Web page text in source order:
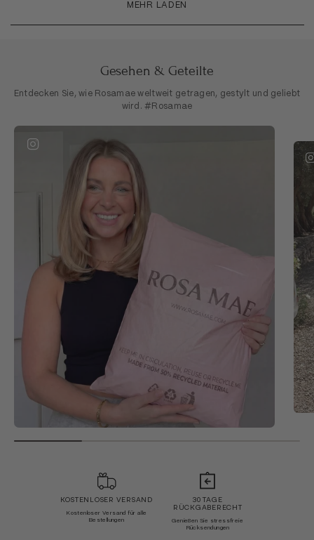
MEHR LADEN
Gesehen & Geteilte
Entdecken Sie, wie Rosamae weltweit getragen, gestylt und geliebt
wird. #Rosamae
KOSTENLOSER VERSAND
Kostenloser Versand für alle
Bestellungen
30 TAGE
RÜCKGABERECHT
Genießen Sie stressfreie
Rücksendungen